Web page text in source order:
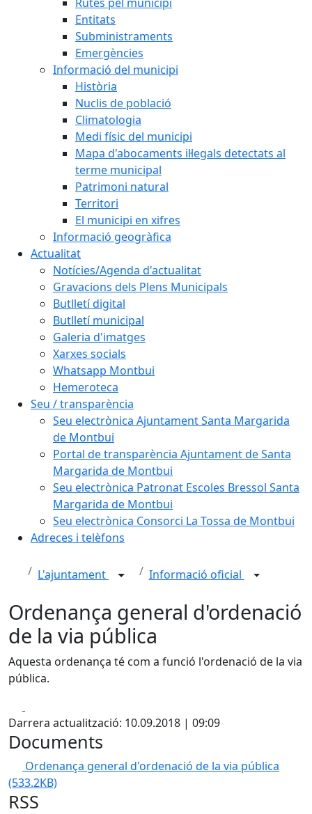
Entitats
Subministraments
Emergències
Informació del municipi
Història
Nuclis de població
Climatologia
Medi físic del municipi
Mapa d'abocaments il·legals detectats al
terme municipal
Patrimoni natural
Territori
El municipi en xifres
Informació geogràfica
Actualitat
Notícies/Agenda d'actualitat
Gravacions dels Plens Municipals
Butlletí digital
Butlletí municipal
Galeria d'imatges
Xarxes socials
Whatsapp Montbui
Hemeroteca
Seu / transparència
Seu electrònica Ajuntament Santa Margarida
de Montbui
Portal de transparència Ajuntament de Santa
Margarida de Montbui
Seu electrònica Patronat Escoles Bressol Santa
Margarida de Montbui
Seu electrònica Consorci La Tossa de Montbui
Adreces i telèfons
L'ajuntament Informació oficial
Ordenança general d'ordenació
de la via pública
Aquesta ordenança té com a funció l'ordenació de la via
pública.
Darrera actualització: 10.09.2018 | 09:09
Documents
Ordenança general d'ordenació de la via pública
(533.2KB)
RSS